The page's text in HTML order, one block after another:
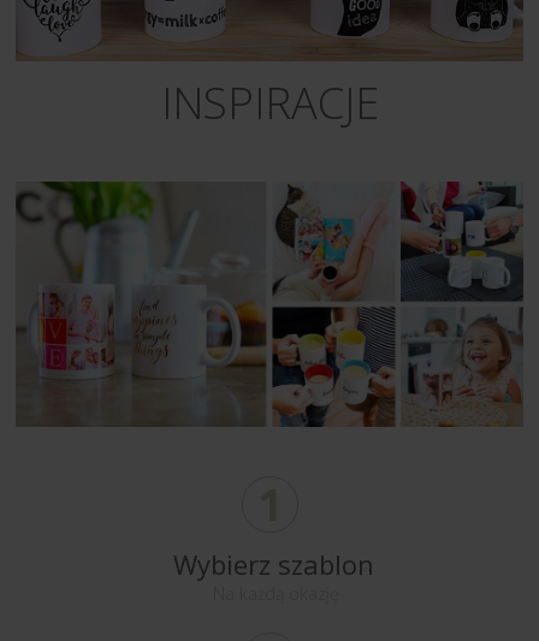
INSPIRACJE
Wybierz szablon